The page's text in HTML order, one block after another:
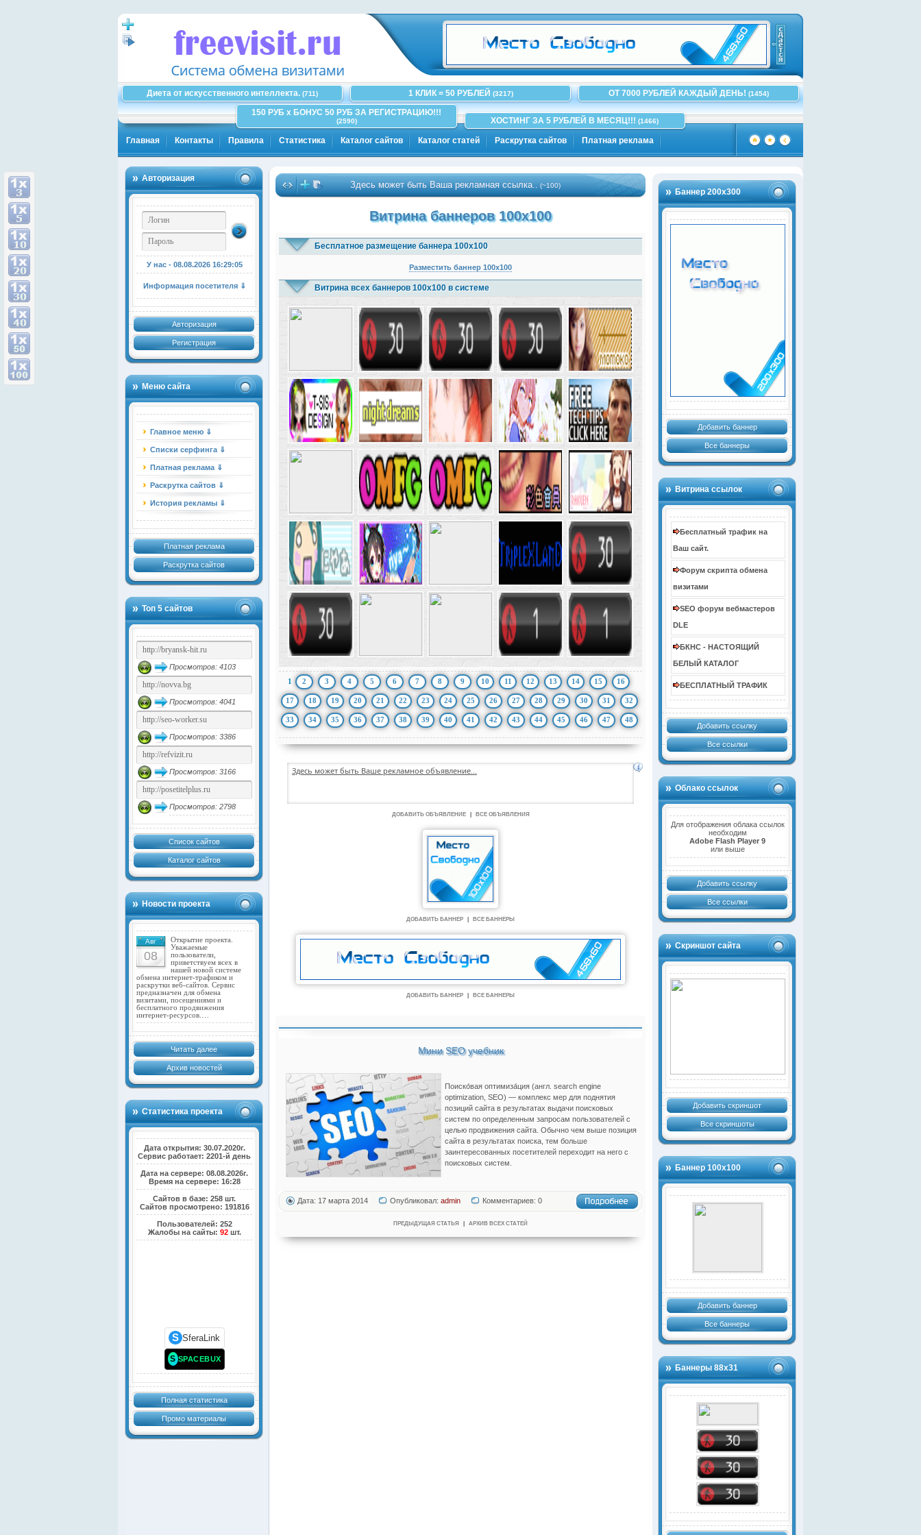
Диета от искусственного интеллекта. (711) 1 КЛИК = 50 РУБЛЕЙ (3217) ОТ 7000 РУБЛЕЙ КАЖДЫЙ ДЕНЬ! (1454)
150 РУБ x БОНУС 50 РУБ ЗА РЕГИСТРАЦИЮ!!!
(2590) ХОСТИНГ ЗА 5 РУБЛЕЙ В МЕСЯЦ!!! (1466)
Главная Контакты Правила Статистика Каталог сайтов Каталог статей Раскрутка сайтов Платная реклама
Авторизация
У нас - 08.08.2026 16:29:06
Информация посетителя ⇓
Авторизация
Регистрация
Меню сайта
Главное меню ⇓
Списки серфинга ⇓
Платная реклама ⇓
Раскрутка сайтов ⇓
История рекламы ⇓
Платная реклама
Раскрутка сайтов
Топ 5 сайтов
Просмотров: 4103
Просмотров: 4041
Просмотров: 3386
Просмотров: 3166
Просмотров: 2798
Список сайтов
Каталог сайтов
Новости проекта
Авг
08
Открытие проекта.
Уважаемые
пользователи,
приветствуем всех в
нашей новой системе
обмена интернет-трафиком и
раскрутки веб-сайтов. Сервис
предназначен для обмена
визитами, посещениями и
бесплатного продвижения
интернет-ресурсов.…
Читать далее
Архив новостей
Статистика проекта
Дата открытия: 30.07.2020г.
Сервис работает: 2201-й день
Дата на сервере: 08.08.2026г.
Время на сервере: 16:28
Сайтов в базе: 258 шт.
Сайтов просмотрено: 191816
Пользователей: 252
Жалобы на сайты: 92шт.
S SferaLink
S SPACEBUX
Полная статистика
Промо материалы
Баннер 200х300
Добавить баннер
Все баннеры
Витрина ссылок
Бесплатный трафик на
Ваш сайт.
Форум скрипта обмена
визитами
SEO форум вебмастеров
DLE
БКНС - НАСТОЯЩИЙ
БЕЛЫЙ КАТАЛОГ
БЕСПЛАТНЫЙ ТРАФИК
Добавить ссылку
Все ссылки
Облако ссылок
Для отображения облака ссылок
необходим
Adobe Flash Player 9
или выше
Добавить ссылку
Все ссылки
Скриншот сайта
Добавить скриншот
Все скриншоты
Баннер 100х100
Добавить баннер
Все баннеры
Баннеры 88х31
Здесь может быть Ваша рекламная ссылка..(~100)
Витрина баннеров 100x100
Бесплатное размещение баннера 100x100
Разместить баннер 100x100
Витрина всех баннеров 100x100 в системе
1 2 3 4 5 6 7 8 9 10 11 12 13 14 15 16
17 18 19 20 21 22 23 24 25 26 27 28 29 30 31 32
33 34 35 36 37 38 39 40 41 42 43 44 45 46 47 48
Здесь может быть Ваше рекламное объявление...
ДОБАВИТЬ ОБЪЯВЛЕНИЕ ВСЕ ОБЪЯВЛЕНИЯ
ДОБАВИТЬ БАННЕР ВСЕ БАННЕРЫ
ДОБАВИТЬ БАННЕР ВСЕ БАННЕРЫ
Мини SEO учебник
Поиско́вая оптимиза́ция (англ. search engine
optimization, SEO) — комплекс мер для поднятия
позиций сайта в результатах выдачи поисковых
систем по определенным запросам пользователей с
целью продвижения сайта. Обычно чем выше позиция
сайта в результатах поиска, тем больше
заинтересованных посетителей переходит на него с
поисковых систем.
Дата: 17 марта 2014 Опубликовал: admin Комментариев: 0
ПРЕДЫДУЩАЯ СТАТЬЯ АРХИВ ВСЕХ СТАТЕЙ